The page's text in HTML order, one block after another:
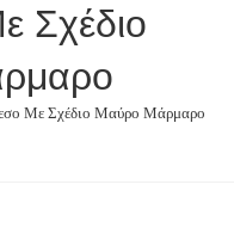
Σχέδιο
Με Σχέδιο Μαύρο Μάρμαρο